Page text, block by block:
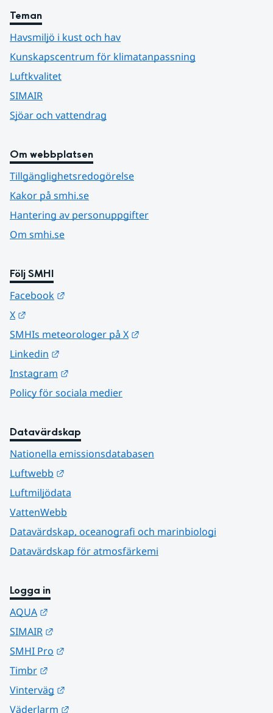
Teman
Havsmiljö i kust och hav
Kunskapscentrum för klimatanpassning
Luftkvalitet
SIMAIR
Sjöar och vattendrag
Om webbplatsen
Tillgänglighetsredogörelse
Kakor på smhi.se
Hantering av personuppgifter
Om smhi.se
Följ SMHI
Facebook
X
SMHIs meteorologer på X
Linkedin
Instagram
Policy för sociala medier
Datavärdskap
Nationella emissionsdatabasen
Luftwebb
Luftmiljödata
VattenWebb
Datavärdskap, oceanografi och marinbiologi
Datavärdskap för atmosfärkemi
Logga in
AQUA
SIMAIR
SMHI Pro
Timbr
Vinterväg
Väderlarm